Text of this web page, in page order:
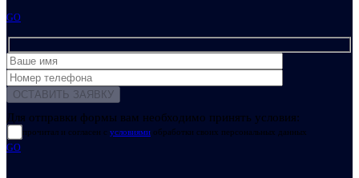
GO
Для отправки формы вам необходимо принять условия:
прочитал и согласен с условиями обработки своих персональных данных
GO